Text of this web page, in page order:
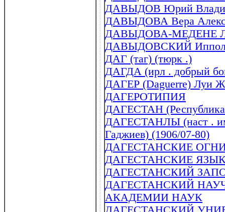
ДАВЫДОВ Юрий
ДАВЫДОВА Вера
ДАВЫДОВА-МЕДЕНЕ
ДАВЫДОВСКИЙ
ДАГ (таг) (тюрк .)
ДАГДА (ирл . добрый
ДАГЕР (Daguerre) Луи
ДАГЕРОТИПИЯ
ДАГЕСТАН (Республика
ДАГЕСТАНЛЫ (наст .
Гаджиев) (1906/07-80)
ДАГЕСТАНСКИЕ
ДАГЕСТАНСКИЕ
ДАГЕСТАНСКИЙ
ДАГЕСТАНСКИЙ
АКАДЕМИИ НАУК